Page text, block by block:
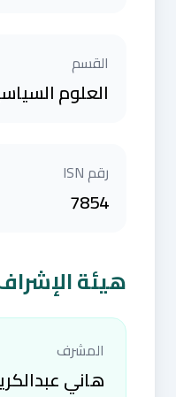
القسم
العلوم
رقم ISN
7854
هيئة
المشرف
هاني